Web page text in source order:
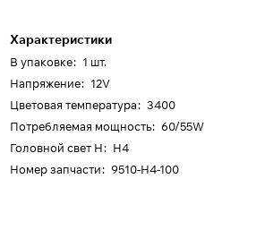
Характеристики
В упаковке: 1 шт.
Напряжение: 12V
Цветовая температура: 3400
Потребляемая мощность: 60/55W
Головной свет H: H4
Номер запчасти: 9510-H4-100